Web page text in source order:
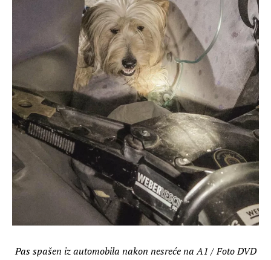
Pas spašen iz automobila nakon nesreće na A1 / Foto DVD